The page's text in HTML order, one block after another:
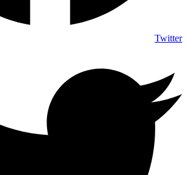
Twitter